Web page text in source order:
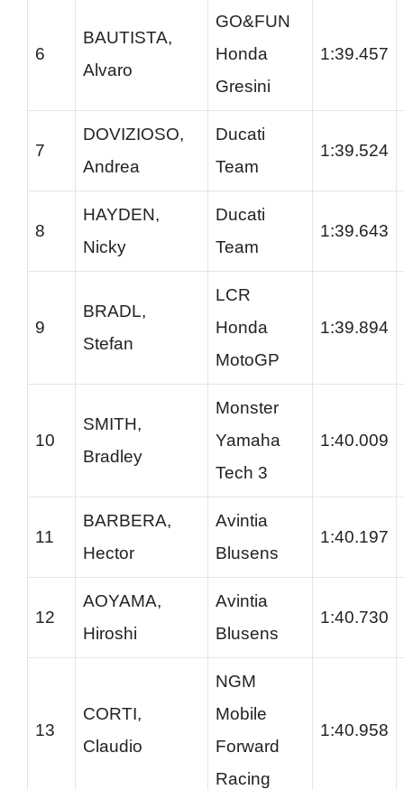
6
BAUTISTA,
Alvaro
GO&FUN
Honda
Gresini
1:39.457
7
DOVIZIOSO,
Andrea
Ducati
Team
1:39.524
8
HAYDEN,
Nicky
Ducati
Team
1:39.643
9
BRADL,
Stefan
LCR
Honda
MotoGP
1:39.894
10
SMITH,
Bradley
Monster
Yamaha
Tech 3
1:40.009
11
BARBERA,
Hector
Avintia
Blusens
1:40.197
12
AOYAMA,
Hiroshi
Avintia
Blusens
1:40.730
13
CORTI,
Claudio
NGM
Mobile
Forward
Racing
1:40.958